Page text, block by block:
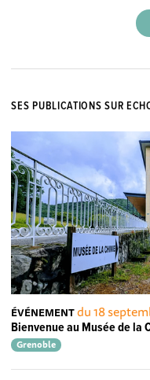
SES PUBLICATIONS SUR
ÉVÉNEMENTdu 18
Bienvenue au Musée de la
Grenoble